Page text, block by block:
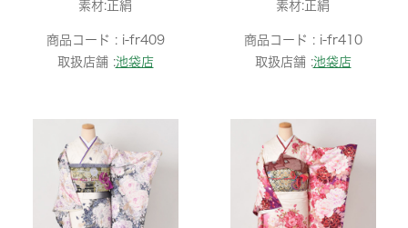
素材:正絹
商品コード : i-fr409
取扱店舗 :池袋店
素材:正絹
商品コード : i-fr410
取扱店舗 :池袋店